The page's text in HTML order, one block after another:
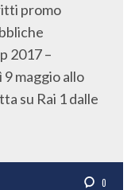
promo
2017 –
maggio allo
su Rai 1 dalle
0